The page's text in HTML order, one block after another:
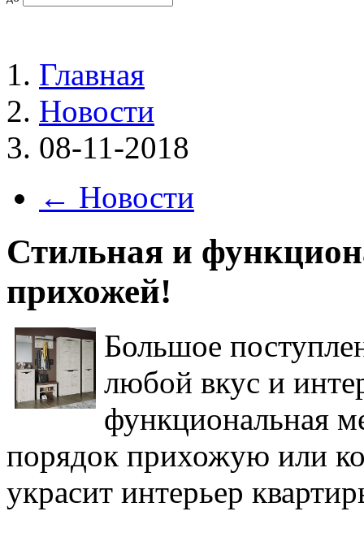
Главная
Новости
08-11-2018
← Новости
Стильная и
прихожей!
Большое
любой вкус и
функциональная
порядок прихожую или
украсит интерьер